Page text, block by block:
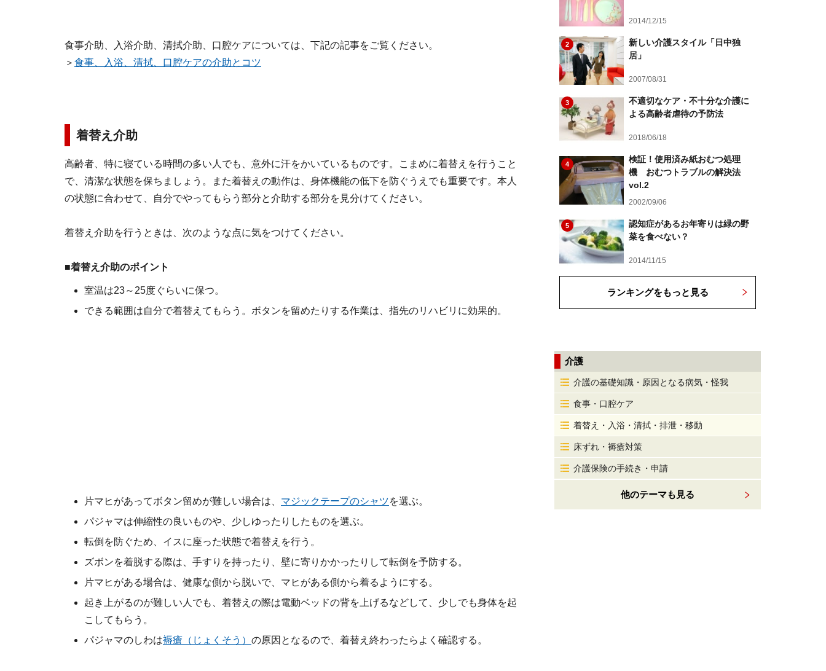
食事介助、入浴介助、清拭介助、口腔ケアについては、下記の記事をご覧ください。
＞ 食事、入浴、清拭、口腔ケアの介助とコツ
着替え介助
高齢者、特に寝ている時間の多い人でも、意外に汗をかいているものです。こまめに着替えを行うこと
で、清潔な状態を保ちましょう。また着替えの動作は、身体機能の低下を防ぐうえでも重要です。本人
の状態に合わせて、自分でやってもらう部分と介助する部分を見分けてください。
着替え介助を行うときは、次のような点に気をつけてください。
■着替え介助のポイント
室温は23～25度ぐらいに保つ。
できる範囲は自分で着替えてもらう。ボタンを留めたりする作業は、指先のリハビリに効果的。
片マヒがあってボタン留めが難しい場合は、 マジックテープのシャツを選ぶ。
パジャマは伸縮性の良いものや、少しゆったりしたものを選ぶ。
転倒を防ぐため、イスに座った状態で着替えを行う。
ズボンを着脱する際は、手すりを持ったり、壁に寄りかかったりして転倒を予防する。
片マヒがある場合は、健康な側から脱いで、マヒがある側から着るようにする。
起き上がるのが難しい人でも、着替えの際は電動ベッドの背を上げるなどして、少しでも身体を起
こしてもらう。
パジャマのしわは褥瘡（じょくそう） の原因となるので、着替え終わったらよく確認する。
2014/12/15
2
新しい介護スタイル「日中独
居」
2007/08/31
3
不適切なケア・不十分な介護に
よる高齢者虐待の予防法
2018/06/18
4
検証！使用済み紙おむつ処理
機 おむつトラブルの解決法
vol.2
2002/09/06
5
認知症があるお年寄りは緑の野
菜を食べない？
2014/11/15
ランキングをもっと見る
介護
介護の基礎知識・原因となる病気・怪我
食事・口腔ケア
着替え・入浴・清拭・排泄・移動
床ずれ・褥瘡対策
介護保険の手続き・申請
他のテーマも見る